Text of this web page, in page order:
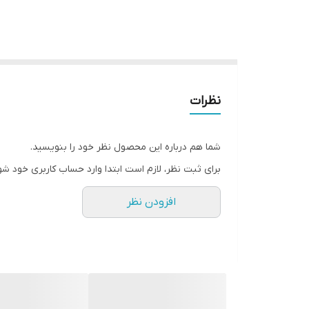
نظرات
شما هم درباره این محصول نظر خود را بنویسید.
برای ثبت نظر، لازم است ابتدا وارد حساب کاربری خود
افزودن نظر